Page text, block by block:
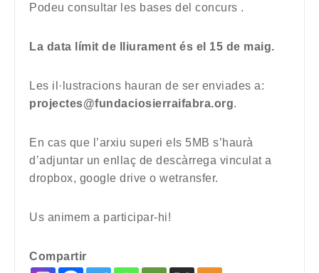
Podeu consultar les bases del concurs .
La data límit de lliurament és el 15 de maig.
Les il·lustracions hauran de ser enviades a:
projectes@fundaciosierraifabra.org.
En cas que l’arxiu superi els 5MB s’haurà
d’adjuntar un enllaç de descàrrega vinculat a
dropbox, google drive o wetransfer.
Us animem a participar-hi!
Compartir